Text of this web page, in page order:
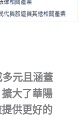
元且涵蓋
大了華陽
供更好的